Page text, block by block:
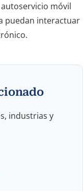
móvil
puedan interactuar
industrias y